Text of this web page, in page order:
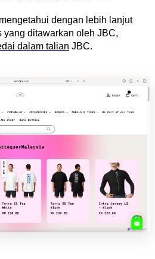
dengan lebih lanjut
yang ditawarkan oleh JBC,
dalam talian JBC.